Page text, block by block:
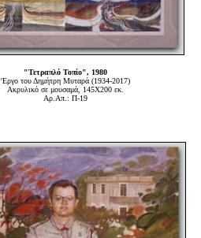
"Τετραπλό Τοπίο", 1980
'Εργο του Δημήτρη Μυταρά (1934-2017)
Ακρυλικό σε μουσαμά, 145Χ200 εκ.
Αρ.Απ.: Π-19